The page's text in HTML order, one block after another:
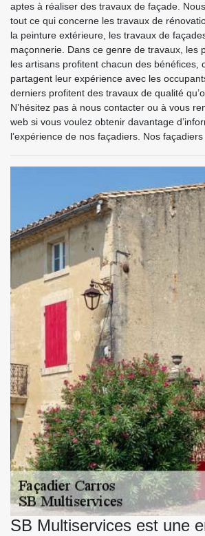
aptes à réaliser des travaux de façade.
tout ce qui concerne les travaux de
la peinture extérieure, les travaux de
maçonnerie. Dans ce genre de travaux, les
les artisans profitent chacun des bénéfices,
partagent leur expérience avec les
derniers profitent des travaux de qualité
N’hésitez pas à nous contacter ou à vous
web si vous voulez obtenir davantage
l’expérience de nos façadiers. Nos
SB Multiservices est une